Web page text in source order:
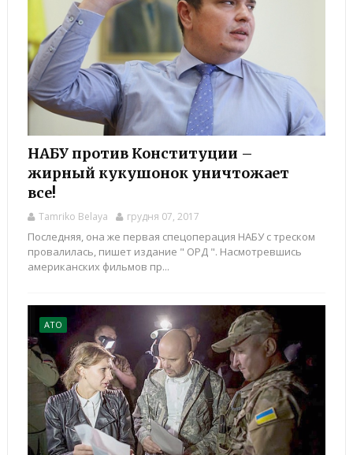
НАБУ против Конституции –
жирный кукушонок уничтожает
все!
Tamriko Belaya грудня 07, 2017
Последняя, она же первая спецоперация НАБУ с треском
провалилась, пишет издание " ОРД ". Насмотревшись
американских фильмов пр...
АТО